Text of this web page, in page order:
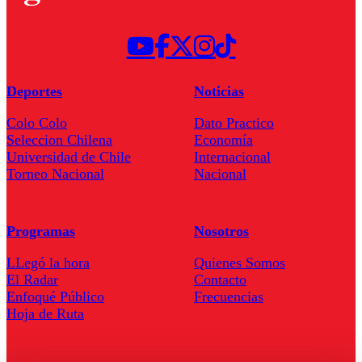
Deportes
Colo Colo
Seleccion Chilena
Universidad de Chile
Torneo Nacional
Noticias
Dato Practico
Economía
Internacional
Nacional
Programas
LLegó la hora
El Radar
Enfoqué Público
Hoja de Ruta
Nosotros
Quienes Somos
Contacto
Frecuencias